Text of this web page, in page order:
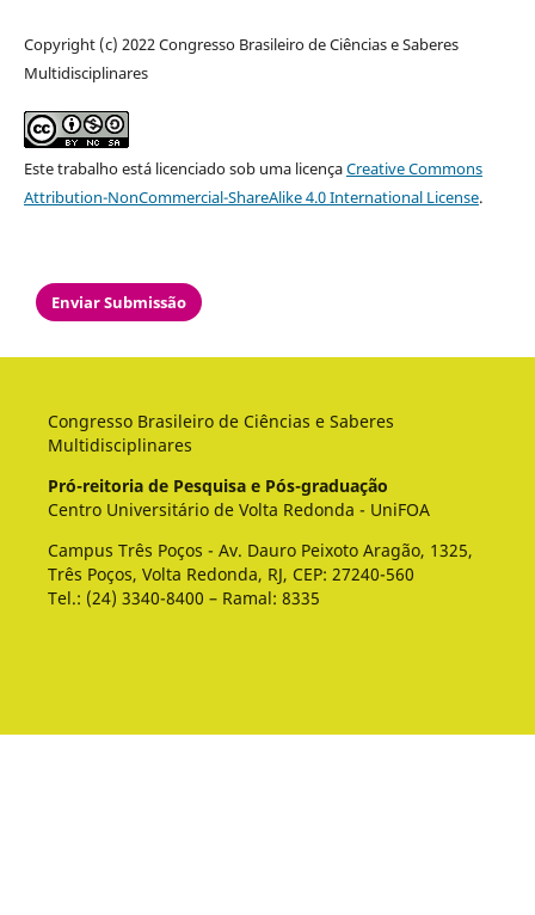
Copyright (c) 2022 Congresso Brasileiro de Ciências e Saberes
Multidisciplinares
Este trabalho está licenciado sob uma licençaCreative Commons
Attribution-NonCommercial-ShareAlike 4.0 International License.
Enviar Submissão
Congresso Brasileiro de Ciências e Saberes
Multidisciplinares
Pró-reitoria de Pesquisa e Pós-graduação
Centro Universitário de Volta Redonda - UniFOA
Campus Três Poços - Av. Dauro Peixoto Aragão, 1325,
Três Poços, Volta Redonda, RJ, CEP: 27240-560
Tel.: (24) 3340-8400 – Ramal: 8335